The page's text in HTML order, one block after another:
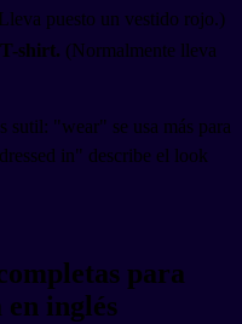
puesto un vestido rojo.)
shirt. (Normalmente lleva
"wear" se usa más para
in" describe el look
para
inglés